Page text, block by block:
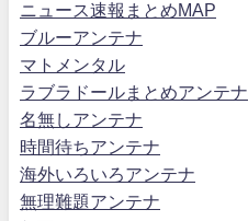
ニュース速報まとめMAP
ブルーアンテナ
マトメンタル
ラブラドールまとめアンテナ
名無しアンテナ
時間待ちアンテナ
海外いろいろアンテナ
無理難題アンテナ